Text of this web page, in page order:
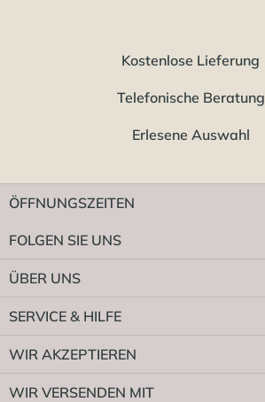
Kostenlose Lieferung
Telefonische Beratung
Erlesene Auswahl
ÖFFNUNGSZEITEN
FOLGEN SIE UNS
ÜBER UNS
SERVICE & HILFE
WIR AKZEPTIEREN
WIR VERSENDEN MIT